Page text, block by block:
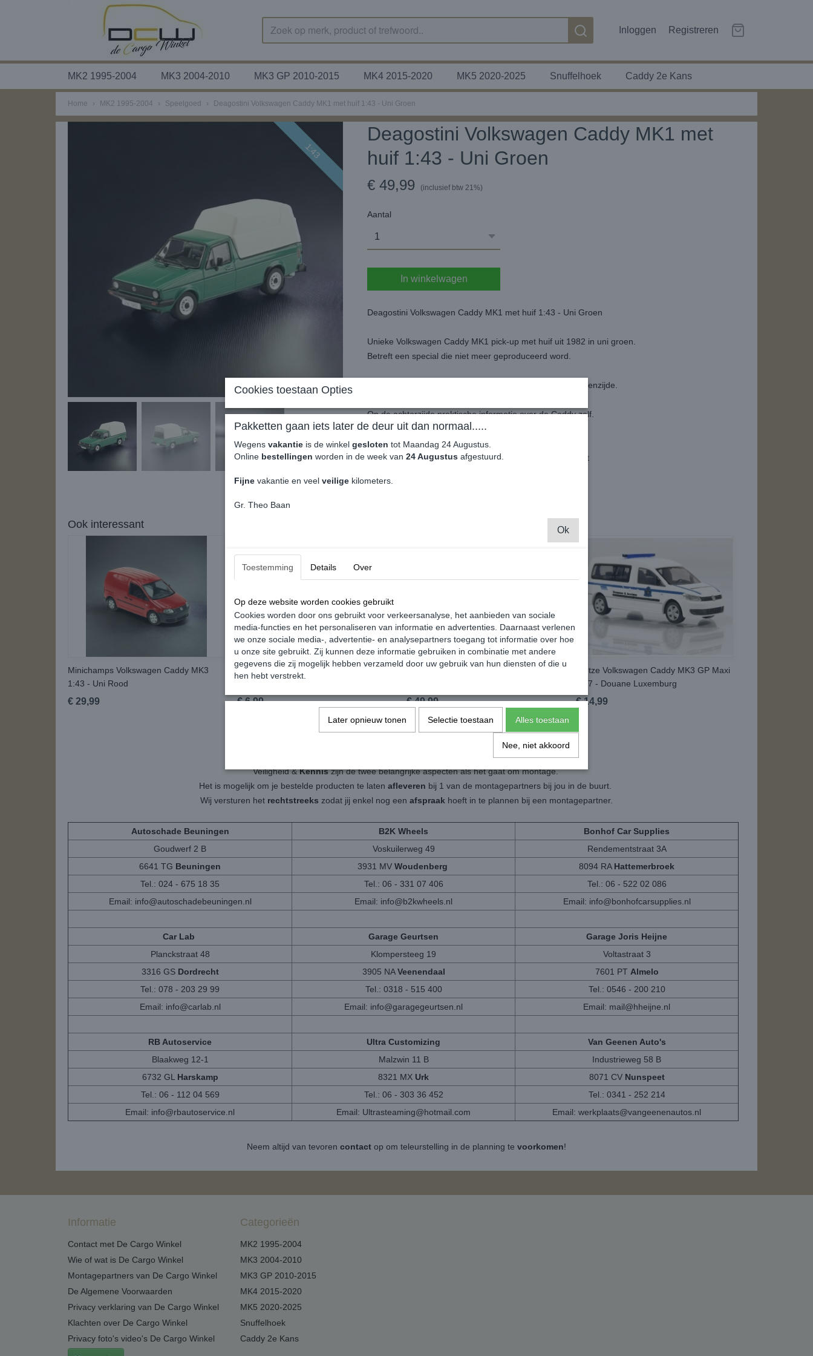
Inloggen Registreren
MK2 1995-2004 MK3 2004-2010 MK3 GP 2010-2015 MK4 2015-2020 MK5 2020-2025 Snuffelhoek Caddy 2e Kans
Home › MK2 1995-2004 › Speelgoed › Deagostini Volkswagen Caddy MK1 met huif 1:43 - Uni Groen
1:43
Deagostini Volkswagen Caddy MK1 met
huif 1:43 - Uni Groen
€ 49,99 (inclusief btw 21%)
Aantal
In winkelwagen
Deagostini Volkswagen Caddy MK1 met huif 1:43 - Uni Groen
Unieke Volkswagen Caddy MK1 pick-up met huif uit 1982 in uni groen.
Betreft een special die niet meer geproduceerd word.
Zeer gedetailleerd afgwerkt aan de binnenzijde en de buitenzijde.
Op de achterzijde praktische informatie over de Caddy zelf.
Betreft een Offical Licensed by Volkswagen Product.
Beperkte voorraad aanwezig, geen herproductie verwacht
Ook interessant
Minichamps Volkswagen Caddy MK3
1:43 - Uni Rood
€ 29,99
Rietze Volkswagen Caddy MK2 1:87 -
€ 6,99
Solido Volkswagen Caddy MK1 1:18 -
€ 49,99
Rietze Volkswagen Caddy MK3 GP Maxi
1:87 - Douane Luxemburg
€ 14,99
Veiligheid &Kenniszijn de twee belangrijke aspecten als het gaat om montage.
Het is mogelijk om je bestelde producten te laten afleveren bij 1 van de montagepartners bij jou in de buurt.
Wij versturen het rechtstreeks zodat jij enkel nog een afspraak hoeft in te plannen bij een montagepartner.
Autoschade Beuningen B2K Wheels
Bonhof Car Supplies
Goudwerf 2 B
Voskuilerweg 49
Rendementstraat 3A
6641 TG Beuningen 3931 MV Woudenberg 8094 RA Hattemerbroek
Tel.: 024 - 675 18 35
Tel.: 06 - 331 07 406
Tel.: 06 - 522 02 086
Email: info@autoschadebeuningen.nl Email: info@b2kwheels.nl Email: info@bonhofcarsupplies.nl
Car Lab Garage Geurtsen
Garage Joris Heijne
Planckstraat 48
Klompersteeg 19
Voltastraat 3
3316 GS Dordrecht 3905 NAVeenendaal 7601 PT Almelo
Tel.: 078 - 203 29 99
Tel.: 0318 - 515 400
Tel.: 0546 - 200 210
Email: info@carlab.nl Email: info@garagegeurtsen.nl Email: mail@hheijne.nl
RB Autoservice Ultra Customizing
Van Geenen Auto's
Blaakweg 12-1
Malzwin 11 B
Industrieweg 58 B
6732 GL Harskamp 8321 MX Urk 8071 CV Nunspeet
Tel.: 06 - 112 04 569
Tel.: 06 - 303 36 452
Tel.: 0341 - 252 214
Email: info@rbautoservice.nl Email: Ultrasteaming@hotmail.com Email: werkplaats@vangeenenautos.nl
Neem altijd van tevoren contact op om teleurstelling in de planning te voorkomen!
Informatie
Contact met De Cargo Winkel
Wie of wat is De Cargo Winkel
Montagepartners van De Cargo Winkel
De Algemene Voorwaarden
Privacy verklaring van De Cargo Winkel
Klachten over De Cargo Winkel
Privacy foto's video's De Cargo Winkel
Categorieën
MK2 1995-2004
MK3 2004-2010
MK3 GP 2010-2015
MK4 2015-2020
MK5 2020-2025
Snuffelhoek
Caddy 2e Kans
Cookies toestaan Opties
Pakketten gaan iets later de deur uit dan normaal.....
Wegens vakantie is de winkel gesloten tot Maandag 24 Augustus.
Online bestellingen worden in de week van 24 Augustus afgestuurd.
Fijne vakantie en veel veilige kilometers.
Gr. Theo Baan
Ok
Toestemming Details Over
Op deze website worden cookies gebruikt
Cookies worden door ons gebruikt voor verkeersanalyse, het aanbieden van sociale
media-functies en het personaliseren van informatie en advertenties. Daarnaast verlenen
we onze sociale media-, advertentie- en analysepartners toegang tot informatie over hoe
u onze site gebruikt. Zij kunnen deze informatie gebruiken in combinatie met andere
gegevens die zij mogelijk hebben verzameld door uw gebruik van hun diensten of die u
hen hebt verstrekt.
Later opnieuw tonen Selectie toestaan Alles toestaan
Nee, niet akkoord